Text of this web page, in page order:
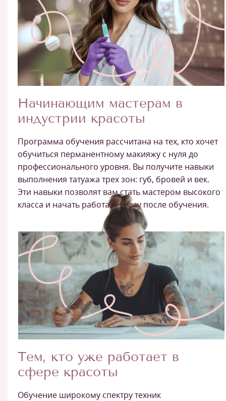
Начинающим мастерам в
индустрии красоты
Программа обучения рассчитана на тех, кто хочет
обучиться перманентному макияжу с нуля до
профессионального уровня. Вы получите навыки
выполнения татуажа трех зон: губ, бровей и век.
Эти навыки позволят вам стать мастером высокого
класса и начать работать сразу после обучения.
Тем, кто уже работает в
сфере красоты
Обучение широкому спектру техник